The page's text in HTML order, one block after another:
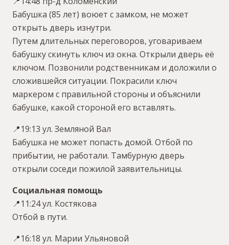
Бабушка (85 лет) воюет с замком, не может
открыть дверь изнутри.
Путем длительных переговоров, уговариваем
бабушку скинуть ключ из окна. Открыли дверь её
ключом. Позвонили родственникам и доложили о
сложившейся ситуации. Покрасили ключ
маркером с правильной стороны и объяснили
бабушке, какой стороной его вставлять.
📍19:13 ул. Земляной Вал
Бабушка не может попасть домой. Отбой по
прибытии, не работали. Тамбурную дверь
открыли соседи пожилой заявительницы.
Социальная помощь
📍11:24 ул. Костякова
Отбой в пути.
📍16:18 ул. Марии Ульяновой